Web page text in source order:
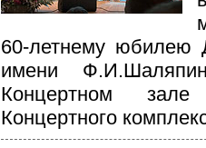
60-летнему юбилею
имени
Концертном
Концертного